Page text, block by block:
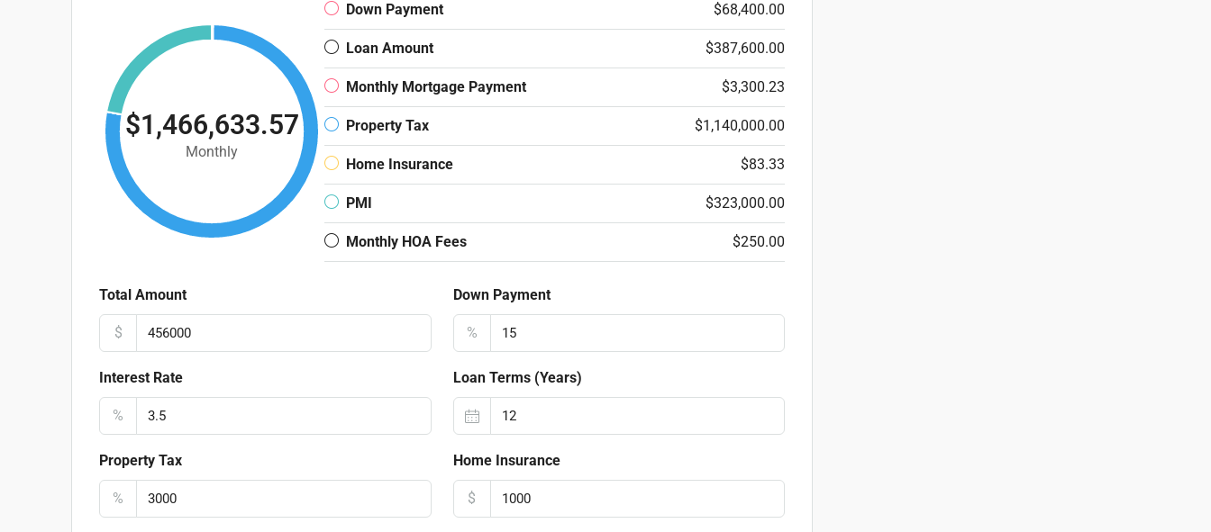
$1,466,633.57
Monthly
Down Payment $68,400.00
Loan Amount $387,600.00
Monthly Mortgage Payment $3,300.23
Property Tax $1,140,000.00
Home Insurance $83.33
PMI $323,000.00
Monthly HOA Fees $250.00
Total Amount
$
Down Payment
%
Interest Rate
%
Loan Terms (Years)
Property Tax
%
Home Insurance
$